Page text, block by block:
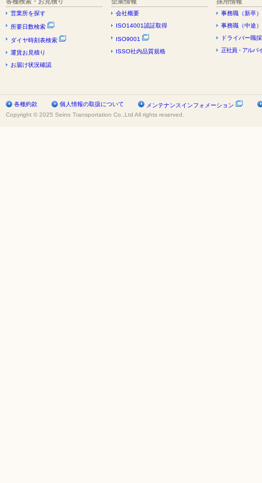
営業所を探す
所要日数検索
ダイヤ時刻表検索
運賃お見積り
お届け状況確認
会社概要
ISO14001認証取得
ISO9001
ISSO社内品質規格
事務職（新卒
事務職（中途
ドライバー職
正社員・アルバ
各種約款 個人情報の取扱について
メンテナンスインフォメーション
Copyright © 2025 Seino Transportation Co.,Ltd All rights reserved.